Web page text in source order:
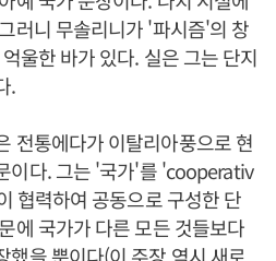
러니 무솔리니가 '파시즘'의 창
울한 바가 있다. 실은 그는 단지
.
전통에다가 이탈리아풍으로 현
이다. 그는 '국가'를 'cooperativ
협력하여 공동으로 구성한 단
에 국가가 다른 모든 것들보다